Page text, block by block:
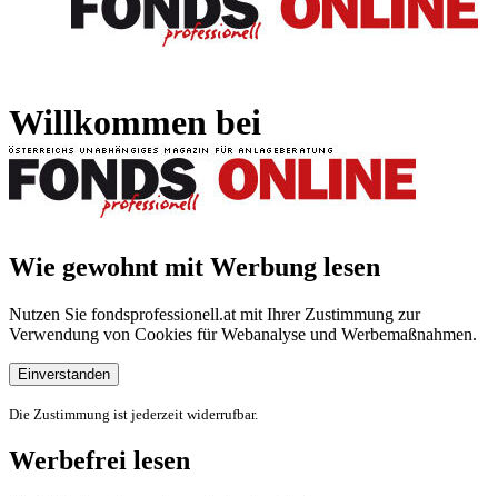
Willkommen bei
Wie gewohnt mit Werbung lesen
Nutzen Sie fondsprofessionell.at mit Ihrer Zustimmung zur
Verwendung von Cookies für Webanalyse und Werbemaßnahmen.
Einverstanden
Die Zustimmung ist jederzeit widerrufbar.
Werbefrei lesen